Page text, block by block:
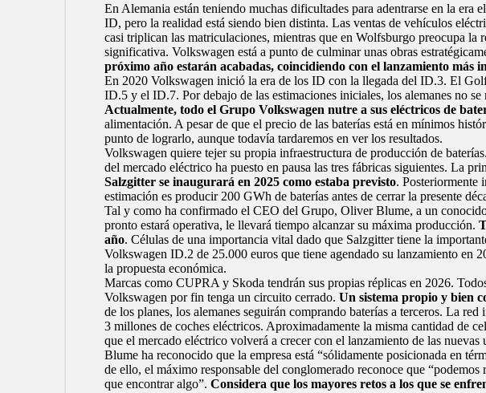
En Alemania están teniendo muchas dificultades para adentrarse en la era
ID, pero la realidad está siendo bien distinta. Las ventas de vehículos
casi triplican las matriculaciones, mientras que en Wolfsburgo preocupa
significativa. Volkswagen está a punto de culminar unas obras
próximo año estarán acabadas, coincidiendo con el lanzamiento más
En 2020 Volkswagen inició la era de los ID con la llegada del ID.3. El
ID.5 y el ID.7. Por debajo de las estimaciones iniciales, los alemanes no
Actualmente, todo el Grupo Volkswagen nutre a sus eléctricos de
alimentación. A pesar de que el precio de las baterías está en mínimos
punto de lograrlo, aunque todavía tardaremos en ver los resultados.
Volkswagen quiere tejer su propia infraestructura de producción de
del mercado eléctrico ha puesto en pausa las tres fábricas siguientes. La
Salzgitter se inaugurará en 2025 como estaba previsto. Posteriormente
estimación es producir 200 GWh de baterías antes de cerrar la presente
Tal y como ha confirmado el CEO del Grupo, Oliver Blume, a un
pronto estará operativa, le llevará tiempo alcanzar su máxima producción.
año. Células de una importancia vital dado que Salzgitter tiene la
Volkswagen ID.2 de 25.000 euros que tiene agendado su lanzamiento en
la propuesta económica.
Marcas como CUPRA y Skoda tendrán sus propias réplicas en 2026.
Volkswagen por fin tenga un circuito cerrado. Un sistema propio y bien
de los planes, los alemanes seguirán comprando baterías a terceros. La
3 millones de coches eléctricos. Aproximadamente la misma cantidad de
que el mercado eléctrico volverá a crecer con el lanzamiento de las nuevas
Blume ha reconocido que la empresa está “sólidamente posicionada en
de ello, el máximo responsable del conglomerado reconoce que
que encontrar algo”. Considera que los mayores retos a los que se